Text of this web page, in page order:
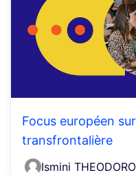
Focus européen
transfrontalière
Ismini